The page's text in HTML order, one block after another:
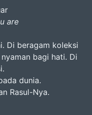
are
Di beragam koleksi
bagi hati. Di
dunia.
Rasul-Nya.